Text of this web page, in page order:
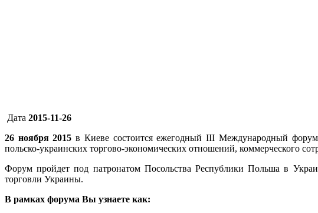
Дата 2015-11-26
26 ноября 2015 в Киеве состоится ежегодный III Международный
польско-украинских торгово-экономических отношений, коммерческого
Форум пройдет под патронатом Посольства Республики Польша в
торговли Украины.
В рамках форума Вы узнаете как: